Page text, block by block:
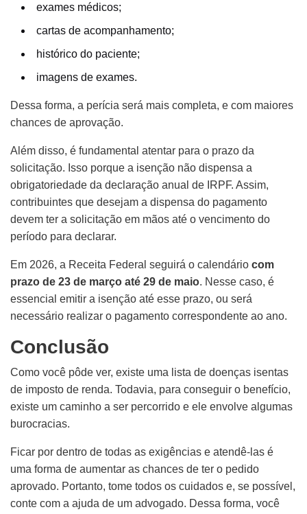
exames médicos;
cartas de acompanhamento;
histórico do paciente;
imagens de exames.
Dessa forma, a perícia será mais completa, e com maiores
chances de aprovação.
Além disso, é fundamental atentar para o prazo da
solicitação. Isso porque a isenção não dispensa a
obrigatoriedade da declaração anual de IRPF. Assim,
contribuintes que desejam a dispensa do pagamento
devem ter a solicitação em mãos até o vencimento do
período para declarar.
Em 2026, a Receita Federal seguirá o calendário com
prazo de 23 de março até 29 de maio. Nesse caso, é
essencial emitir a isenção até esse prazo, ou será
necessário realizar o pagamento correspondente ao ano.
Conclusão
Como você pôde ver, existe uma lista de doenças isentas
de imposto de renda. Todavia, para conseguir o benefício,
existe um caminho a ser percorrido e ele envolve algumas
burocracias.
Ficar por dentro de todas as exigências e atendê-las é
uma forma de aumentar as chances de ter o pedido
aprovado. Portanto, tome todos os cuidados e, se possível,
conte com a ajuda de um advogado. Dessa forma, você